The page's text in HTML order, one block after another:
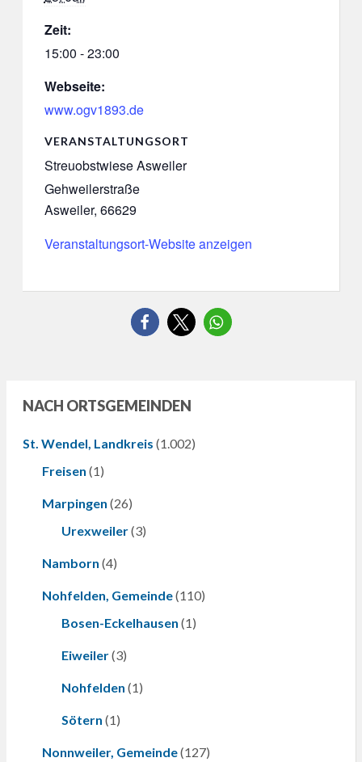
Zeit:
15:00 - 23:00
Webseite:
www.ogv1893.de
VERANSTALTUNGSORT
Streuobstwiese Asweiler
Gehweilerstraße
Asweiler, 66629
Veranstaltungsort-Website anzeigen
NACH ORTSGEMEINDEN
St. Wendel, Landkreis (1.002)
Freisen (1)
Marpingen (26)
Urexweiler(3)
Namborn (4)
Nohfelden, Gemeinde(110)
Bosen-Eckelhausen (1)
Eiweiler(3)
Nohfelden (1)
Sötern (1)
Nonnweiler, Gemeinde(127)